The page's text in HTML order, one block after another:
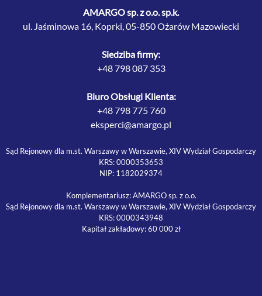
AMARGO sp. z o.o. sp.k.
ul. Jaśminowa 16, Koprki, 05-850 Ożarów Mazowiecki
Siedziba firmy:
+48 798 087 353
Biuro Obsługi Klienta:
+48 798 775 760
eksperci@amargo.pl
Sąd Rejonowy dla m.st. Warszawy w Warszawie, XIV Wydział Gospodarczy
KRS: 0000353653
NIP: 1182029374
Komplementariusz: AMARGO sp. z o.o.
Sąd Rejonowy dla m.st. Warszawy w Warszawie, XIV Wydział Gospodarczy
KRS: 0000343948
Kapitał zakładowy: 60 000 zł